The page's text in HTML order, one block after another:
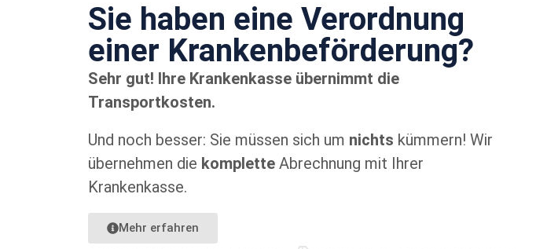
Sie haben eine Verordnung
einer Kranken­beförderung?
Sehr gut! Ihre Krankenkasse übernimmt die
Transportkosten.
Und noch besser: Sie müssen sich um nichts kümmern! Wir
übernehmen die komplette Abrechnung mit Ihrer
Krankenkasse.
Mehr erfahren